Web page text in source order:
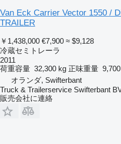
Van Eck Carrier Vector 1550 /
TRAILER
￥1,438,000 €7,900 ≈ $9,128
冷蔵セミトレーラ
2011
荷重容量 32,300 kg 正味重量
オランダ, Swifterbant
Truck & Trailerservice Swifterbant
販売会社に連絡